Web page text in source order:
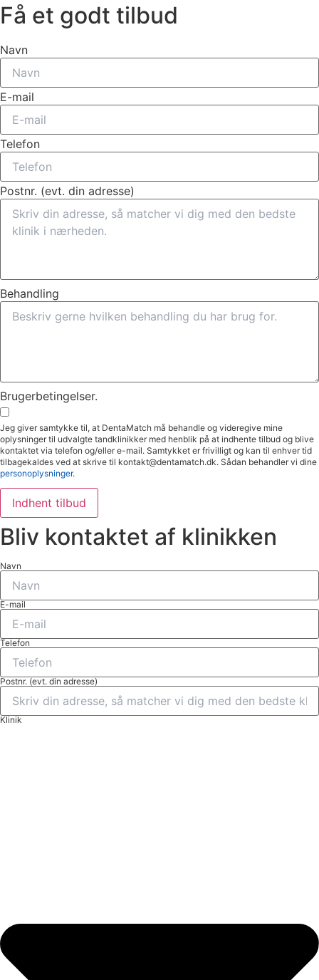
Få et godt tilbud
Navn
E-mail
Telefon
Postnr. (evt. din adresse)
Behandling
Brugerbetingelser.
Jeg giver samtykke til, at DentaMatch må behandle og videregive mine
oplysninger til udvalgte tandklinikker med henblik på at indhente tilbud og blive
kontaktet via telefon og/eller e-mail. Samtykket er frivilligt og kan til enhver tid
tilbagekaldes ved at skrive til kontakt@dentamatch.dk. Sådan behandler vi dine
personoplysninger.
Indhent tilbud
Bliv kontaktet af klinikken
Navn
E-mail
Telefon
Postnr. (evt. din adresse)
Klinik